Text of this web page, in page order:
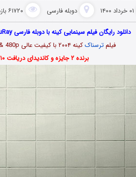
۰۱ خرداد ۱۴۰۰ دوبله فارسی ۶۱۷۲۰ بازدید
دانلود رایگان فیلم سینمایی کینه با دوبله فارسی The Grudge 2004 BluRay
فیلمترسناککینه ۲۰۰۴ با کیفیت عالی 1080p & 720p & 480p
برنده ۲ جایزه و کاندیدای دریافت ۱۰ جایزه